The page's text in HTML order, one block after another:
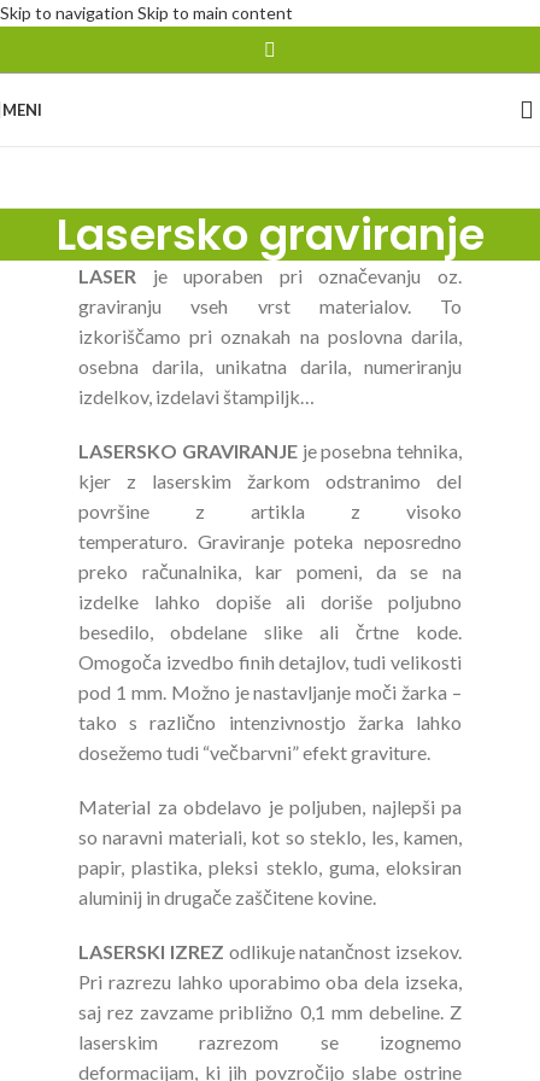
Skip to navigation Skip to main content
MENI
Lasersko graviranje
LASER je uporaben pri označevanju oz.
graviranju vseh vrst materialov. To
izkoriščamo pri oznakah na poslovna darila,
osebna darila, unikatna darila, numeriranju
izdelkov, izdelavi štampiljk…
LASERSKO GRAVIRANJEje posebna tehnika,
kjer z laserskim žarkom odstranimo del
površine z artikla z visoko
temperaturo. Graviranje poteka neposredno
preko računalnika, kar pomeni, da se na
izdelke lahko dopiše ali doriše poljubno
besedilo, obdelane slike ali črtne kode.
Omogoča izvedbo finih detajlov, tudi velikosti
pod 1 mm. Možno je nastavljanje moči žarka –
tako s različno intenzivnostjo žarka lahko
dosežemo tudi “večbarvni” efekt graviture.
Material za obdelavo je poljuben, najlepši pa
so naravni materiali, kot so steklo, les, kamen,
papir, plastika, pleksi steklo, guma, eloksiran
aluminij in drugače zaščitene kovine.
LASERSKI IZREZ odlikuje natančnost izsekov.
Pri razrezu lahko uporabimo oba dela izseka,
saj rez zavzame približno 0,1 mm debeline. Z
laserskim razrezom se izognemo
deformacijam, ki jih povzročijo slabe ostrine